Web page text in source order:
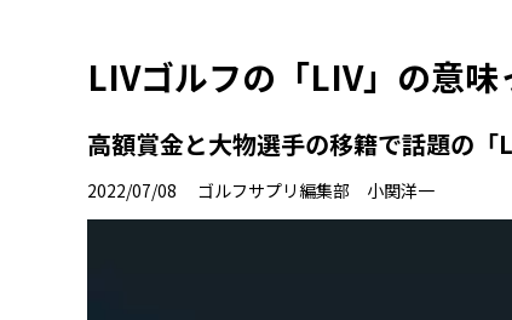
LIVゴルフの「LIV」の意味
高額賞金と大物選手の移籍で話題の「
2022/07/08 ゴルフサプリ編集部 小関洋一